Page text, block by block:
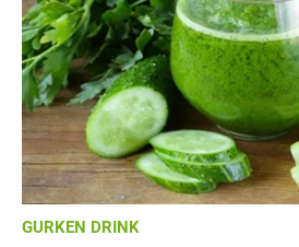
GURKEN DRINK